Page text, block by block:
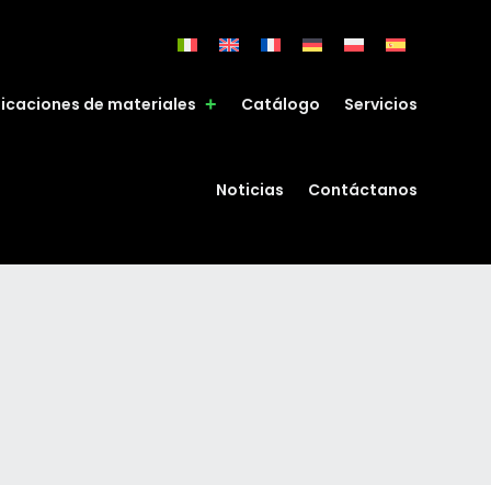
de materiales Catálogo Servicios
Noticias Contáctanos